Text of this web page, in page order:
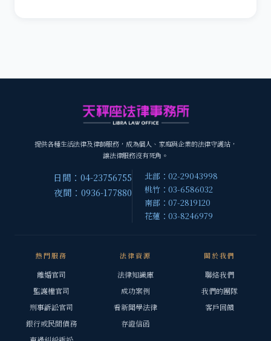
提供各種生活法律及律師服務，成為個人、家庭與企業的法律守護站，
讓法律服務沒有死角。
日間：04-23756755
夜間：0936-177880
北部：02-29043998
桃竹：03-6586032
南部：07-2819120
花蓮：03-8246979
熱門服務
離婚官司
監護權官司
刑事訴訟官司
銀行或民間債務
法律資源
法律知識庫
成功案例
看新聞學法律
存證信函
關於我們
聯絡我們
我們的團隊
客戶回饋